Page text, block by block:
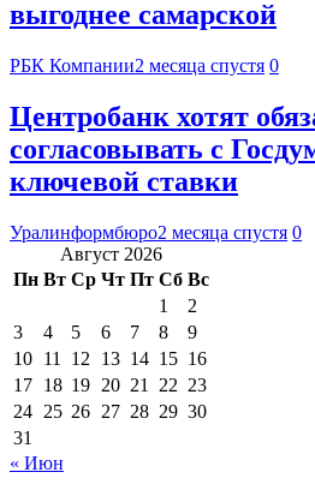
выгоднее самарской
РБК Компании2 месяца спустя 0
Центробанк хотят
согласовывать с
ключевой ставки
Уралинформбюро2 месяца спустя 0
Август 2026
Пн Вт Ср Чт Пт Сб Вс
1
2
3
4 5 6 7 8
9
10 11 12 13 14 15 16
17 18 19 20 21 22 23
24 25 26 27 28 29 30
31
« Июн